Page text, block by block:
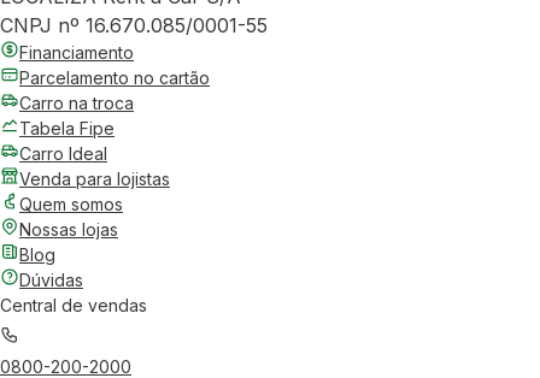
CNPJ nº 16.670.085/0001-55
Financiamento
Parcelamento no cartão
Carro na troca
Tabela Fipe
Carro Ideal
Venda para lojistas
Quem somos
Nossas lojas
Blog
Dúvidas
Central de vendas
0800-200-2000